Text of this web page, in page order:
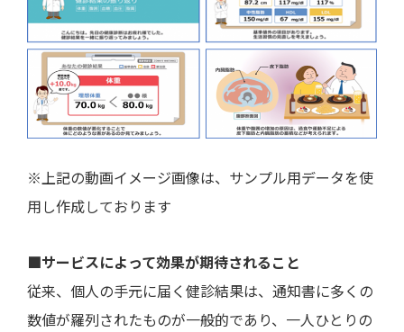
※上記の動画イメージ画像は、サンプル用データを使
用し作成しております
■サービスによって効果が期待されること
従来、個人の手元に届く健診結果は、通知書に多くの
数値が羅列されたものが一般的であり、一人ひとりの